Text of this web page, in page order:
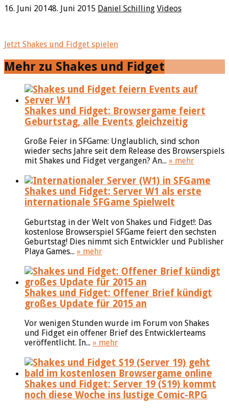
16. Juni 20148. Juni 2015 Daniel Schilling Videos
Jetzt Shakes und Fidget spielen
Mehr zu Shakes und Fidget
Shakes und Fidget: Browsergame feiert
Geburtstag, alle Events gleichzeitig
Große Feier in SFGame: Unglaublich, sind schon
wieder sechs Jahre seit dem Release des Browserspiels
mit Shakes und Fidget vergangen? An... » mehr
Shakes und Fidget: Server W1 als erste
internationale SFGame Spielwelt
Geburtstag in der Welt von Shakes und Fidget!: Das
kostenlose Browserspiel SFGame feiert den sechsten
Geburtstag! Dies nimmt sich Entwickler und Publisher
Playa Games... » mehr
Shakes und Fidget: Offener Brief kündigt
großes Update für 2015 an
Vor wenigen Stunden wurde im Forum von Shakes
und Fidget ein offener Brief des Entwicklerteams
veröffentlicht. In... » mehr
Shakes und Fidget: Server 19 (S19) kommt
noch diese Woche ins lustige Comic-RPG